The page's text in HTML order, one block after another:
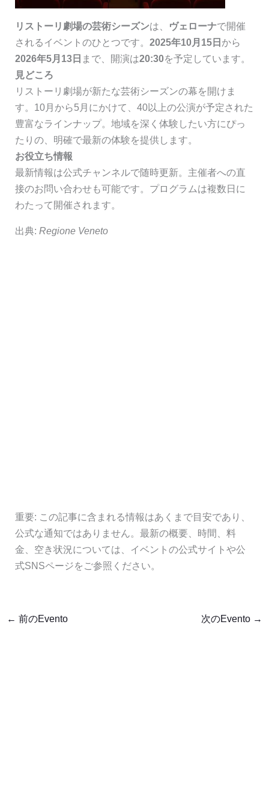
リストーリ劇場の芸術シーズンは、 ヴェローナで開催
されるイベントのひとつです。 2025年10月15日 から
2026年5月13日 まで、開演は20:30を予定しています。
見どころ
リストーリ劇場が新たな芸術シーズンの幕を開けま
す。10月から5月にかけて、40以上の公演が予定された
豊富なラインナップ。地域を深く体験したい方にぴっ
たりの、明確で最新の体験を提供します。
お役立ち情報
最新情報は公式チャンネルで随時更新。主催者への直
接のお問い合わせも可能です。プログラムは複数日に
わたって開催されます。
出典: Regione Veneto
重要: この記事に含まれる情報はあくまで目安であり、
公式な通知ではありません。最新の概要、時間、料
金、空き状況については、イベントの公式サイトや公
式SNSページをご参照ください。
← 前のEvento 次のEvento →